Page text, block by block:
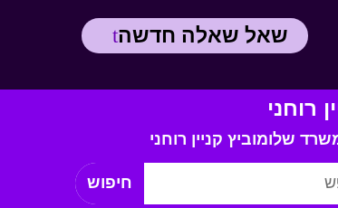
שאל שאלה חדשה
רוחני
שלומוביץ קניין רוחני